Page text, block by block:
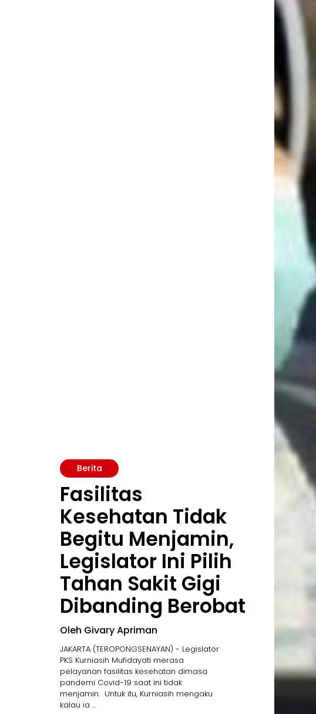
Berita
Fasilitas
Kesehatan Tidak
Begitu Menjamin,
Legislator Ini Pilih
Tahan Sakit Gigi
Dibanding Berobat
Oleh Givary Apriman
JAKARTA (TEROPONGSENAYAN) - Legislator
PKS Kurniasih Mufidayati merasa
pelayanan fasilitas kesehatan dimasa
pandemi Covid-19 saat ini tidak
menjamin. Untuk itu, Kurniasih mengaku
kalau ia ...